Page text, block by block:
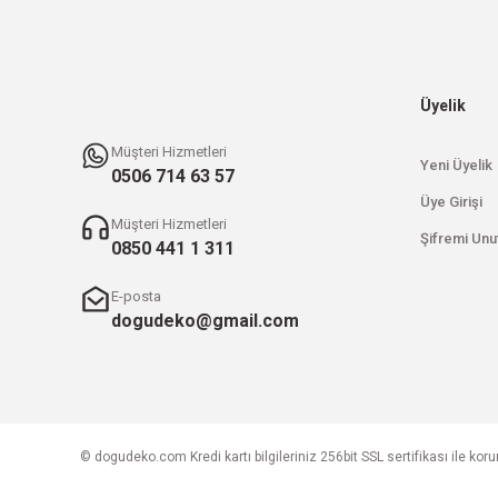
Müşteri Hizmetleri
0506 714 63 57
Müşteri Hizmetleri
0850 441 1 311
E-posta
dogudeko@gmail.com
Üyelik
Yeni Üyelik
Üye Girişi
Şifremi
© dogudeko.com Kredi kartı bilgileriniz 256bit SSL sertifikası ile